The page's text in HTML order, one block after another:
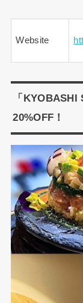
Website
「
20%OFF！